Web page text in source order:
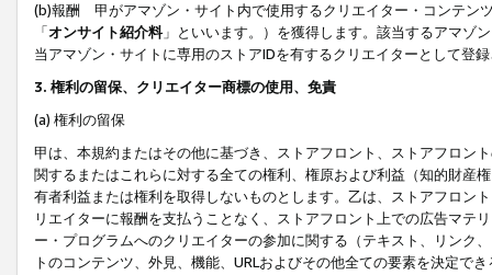
(b)報酬 甲がアマゾン・サイト内で使用するクリエイター・コンテン
「オンサイト紹介料」といいます。）を獲得します。該当するアマゾ
当アマゾン・サイトに専用のストアIDを有するクリエイターとして登
3. 権利の留保、クリエイター商標の使用、免責
(a) 権利の留保
甲は、本規約またはその他に基づき、ストアフロント、ストアフロン
関するまたはこれらに対する全ての権利、権原および利益（知的財産
有者利益または権利を取得しないものとします。乙は、ストアフロン
リエイターに報酬を支払うことなく、ストアフロント上での広告マテ
ー・プログラムへのクリエイターの参加に関する（テキスト、リンク
トのコンテンツ、外見、機能、URLおよびその他全ての要素を決定で